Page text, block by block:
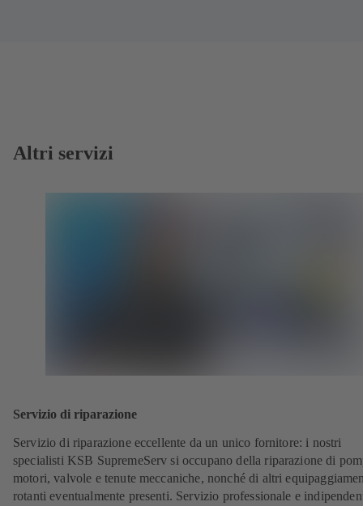
Altri servizi
Servizio di riparazione
Servizio di riparazione eccellente da un unico fornitore: i nostri
specialisti KSB SupremeServ si occupano della riparazione di
motori, valvole e tenute meccaniche, nonché di altri
rotanti eventualmente presenti. Servizio professionale e